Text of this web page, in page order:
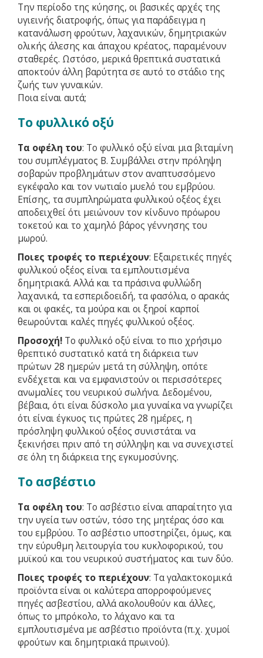
Την περίοδο της κύησης, οι βασικές αρχές της
υγιεινής διατροφής, όπως για παράδειγμα η
κατανάλωση φρούτων, λαχανικών, δημητριακών
ολικής άλεσης και άπαχου κρέατος, παραμένουν
σταθερές. Ωστόσο, μερικά θρεπτικά συστατικά
αποκτούν άλλη βαρύτητα σε αυτό το στάδιο της
ζωής των γυναικών.
Ποια είναι αυτά;
Το φυλλικό οξύ
Τα οφέλη του: Το φυλλικό οξύ είναι μια βιταμίνη
του συμπλέγματος Β. Συμβάλλει στην πρόληψη
σοβαρών προβλημάτων στον αναπτυσσόμενο
εγκέφαλο και τον νωτιαίο μυελό του εμβρύου.
Επίσης, τα συμπληρώματα φυλλικού οξέος έχει
αποδειχθεί ότι μειώνουν τον κίνδυνο πρόωρου
τοκετού και το χαμηλό βάρος γέννησης του
μωρού.
Ποιες τροφές το περιέχουν: Εξαιρετικές πηγές
φυλλικού οξέος είναι τα εμπλουτισμένα
δημητριακά. Αλλά και τα πράσινα φυλλώδη
λαχανικά, τα εσπεριδοειδή, τα φασόλια, ο αρακάς
και οι φακές, τα μούρα και οι ξηροί καρποί
θεωρούνται καλές πηγές φυλλικού οξέος.
Προσοχή! Το φυλλικό οξύ είναι το πιο χρήσιμο
θρεπτικό συστατικό κατά τη διάρκεια των
πρώτων 28 ημερών μετά τη σύλληψη, οπότε
ενδέχεται και να εμφανιστούν οι περισσότερες
ανωμαλίες του νευρικού σωλήνα. Δεδομένου,
βέβαια, ότι είναι δύσκολο μια γυναίκα να γνωρίζει
ότι είναι έγκυος τις πρώτες 28 ημέρες, η
πρόσληψη φυλλικού οξέος συνιστάται να
ξεκινήσει πριν από τη σύλληψη και να συνεχιστεί
σε όλη τη διάρκεια της εγκυμοσύνης.
Το ασβέστιο
Τα οφέλη του: Το ασβέστιο είναι απαραίτητο για
την υγεία των οστών, τόσο της μητέρας όσο και
του εμβρύου. Το ασβέστιο υποστηρίζει, όμως, και
την εύρυθμη λειτουργία του κυκλοφορικού, του
μυϊκού και του νευρικού συστήματος και των δύο.
Ποιες τροφές το περιέχουν: Τα γαλακτοκομικά
προϊόντα είναι οι καλύτερα απορροφούμενες
πηγές ασβεστίου, αλλά ακολουθούν και άλλες,
όπως το μπρόκολο, το λάχανο και τα
εμπλουτισμένα με ασβέστιο προϊόντα (π.χ. χυμοί
φρούτων και δημητριακά πρωινού).